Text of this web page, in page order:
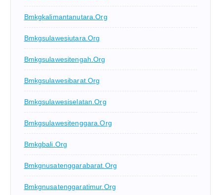
Bmkgkalimantanutara.org
Bmkgsulawesiutara.org
Bmkgsulawesitengah.org
Bmkgsulawesibarat.org
Bmkgsulawesiselatan.org
Bmkgsulawesitenggara.org
Bmkgbali.org
Bmkgnusatenggarabarat.org
Bmkgnusatenggaratimur.org